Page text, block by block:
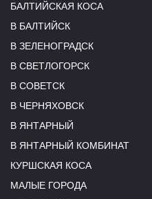
БАЛТИЙСКАЯ КОСА
В БАЛТИЙСК
В ЗЕЛЕНОГРАДСК
В СВЕТЛОГОРСК
В СОВЕТСК
В ЧЕРНЯХОВСК
В ЯНТАРНЫЙ
В ЯНТАРНЫЙ КОМБИНАТ
КУРШСКАЯ КОСА
МАЛЫЕ ГОРОДА